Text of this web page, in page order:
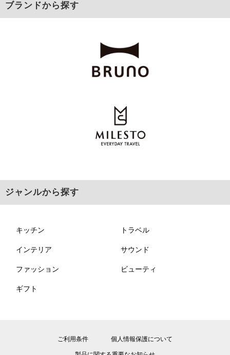
ブランドから探す
ジャンルから探す
キッチン トラベル
インテリア サウンド
ファッション ビューティ
ギフト
ご利用条件 個人情報保護について